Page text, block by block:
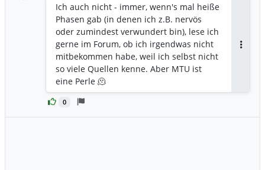
0
Ich auch nicht - immer, wenn's mal heiße
Phasen gab (in denen ich z.B. nervös
oder zumindest verwundert bin), lese ich
gerne im Forum, ob ich irgendwas nicht
mitbekommen habe, weil ich selbst nicht
so viele Quellen kenne. Aber MTU ist
eine Perle 🫠